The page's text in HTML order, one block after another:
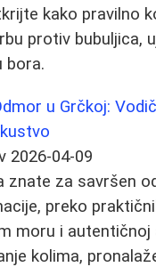
kako pravilno
protiv bubuljica,
bora.
u Grčkoj:
2026-04-09
znate za savršen
preko
moru i
kolima,